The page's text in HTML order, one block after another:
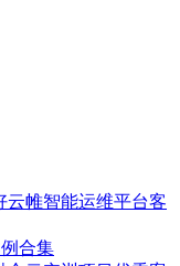
云帷智能运维平台客
合集